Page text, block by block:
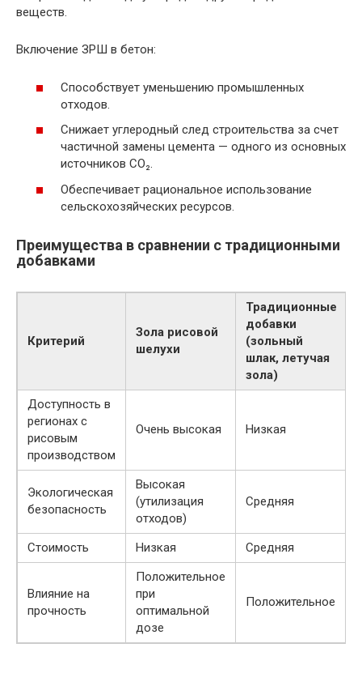
веществ.
Включение ЗРШ в бетон:
Способствует уменьшению промышленных
отходов.
Снижает углеродный след строительства за счет
частичной замены цемента — одного из основных
источников CO₂.
Обеспечивает рациональное использование
сельскохозяйческих ресурсов.
Преимущества в сравнении с традиционными
добавками
Критерий
Зола рисовой
шелухи
Традиционные
добавки
(зольный
шлак, летучая
зола)
Доступность в
регионах с
рисовым
производством
Очень высокая Низкая
Экологическая
безопасность
Высокая
(утилизация
отходов)
Средняя
Стоимость Низкая Средняя
Влияние на
прочность
Положительное
при
оптимальной
дозе
Положительное